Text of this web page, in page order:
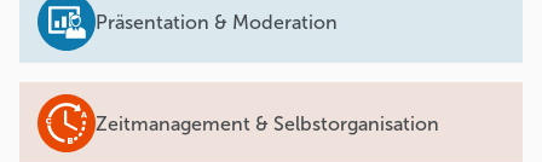
Präsentation & Moderation
Zeitmanagement & Selbstorganisation